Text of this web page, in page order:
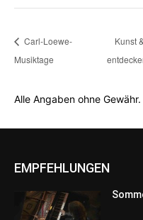
Carl-Loewe-
Musiktage
Kunst
Alle Angaben ohne Gewähr.
EMPFEHLUNGEN